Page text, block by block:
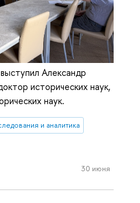
Александр
исторических наук,
наук.
и аналитика
30 июня